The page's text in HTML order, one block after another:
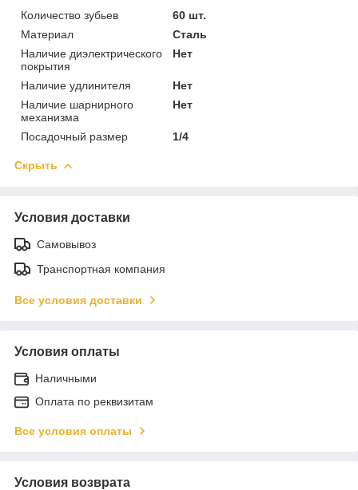
Количество зубьев
60 шт.
Материал
Сталь
Наличие диэлектрического
покрытия
Нет
Наличие удлинителя
Нет
Наличие шарнирного
механизма
Нет
Посадочный размер 1/4
Скрыть
Условия доставки
Самовывоз
Транспортная компания
Все условия доставки
Условия оплаты
Наличными
Оплата по реквизитам
Все условия оплаты
Условия возврата